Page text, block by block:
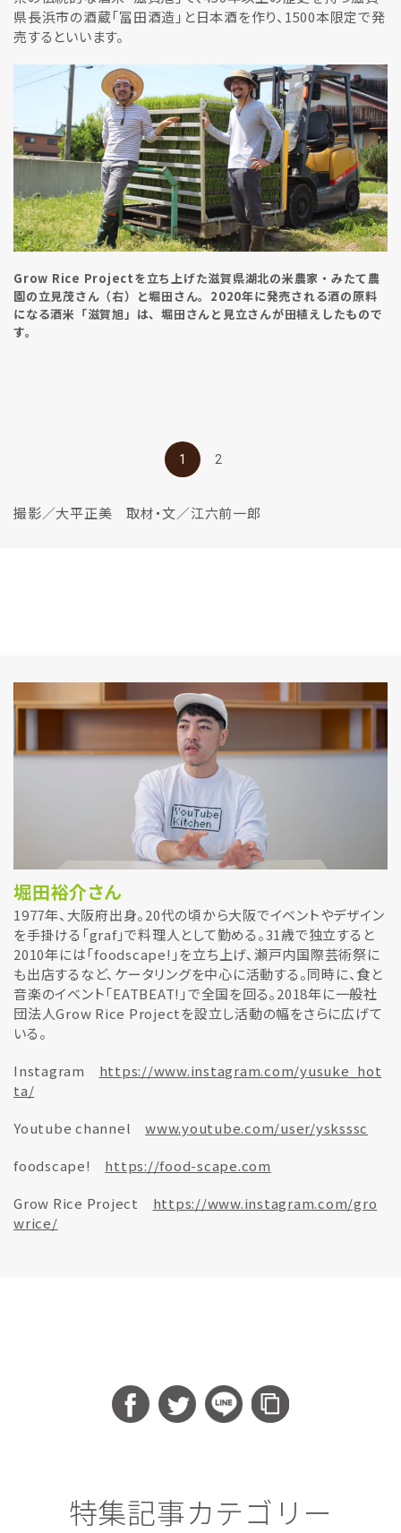
県長浜市の酒蔵「冨田酒造」と日本酒を作り、1500本限定で発
売するといいます。
Grow Rice Projectを立ち上げた滋賀県湖北の米農家・みたて農
園の立見茂さん（右）と堀田さん。2020年に発売される酒の原料
になる酒米「滋賀旭」は、堀田さんと見立さんが田植えしたもので
す。
1 2
撮影／大平正美 取材・文／江六前一郎
堀田裕介さん
1977年、大阪府出身。20代の頃から大阪でイベントやデザイン
を手掛ける「graf」で料理人として勤める。31歳で独立すると
2010年には「foodscape!」を立ち上げ、瀬戸内国際芸術祭に
も出店するなど、ケータリングを中心に活動する。同時に、食と
音楽のイベント「EATBEAT!」で全国を回る。2018年に一般社
団法人Grow Rice Projectを設立し活動の幅をさらに広げて
いる。
Instagram https://www.instagram.com/yusuke_hot
ta/
Youtube channel www.youtube.com/user/ysksssc
foodscape! https://food-scape.com
Grow Rice Project https://www.instagram.com/gro
wrice/
特集記事カテゴリー